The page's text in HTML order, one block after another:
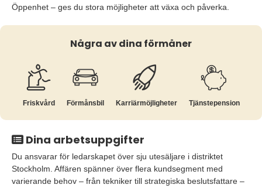
Öppenhet – ges du stora möjligheter att växa och påverka.
Några av dina förmåner
Friskvård Förmånsbil Karriär­möjligheter Tjänste­pension
Dina arbetsuppgifter
Du ansvarar för ledarskapet över sju utesäljare i distriktet
Stockholm. Affären spänner över flera kundsegment med
varierande behov – från tekniker till strategiska beslutsfattare –